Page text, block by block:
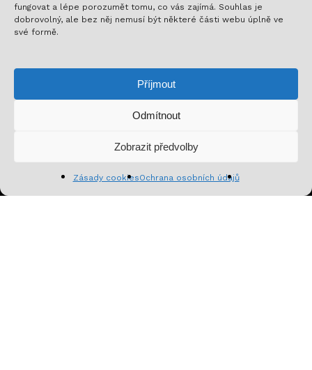
fungovat a lépe porozumět tomu, co vás zajímá. Souhlas je
dobrovolný, ale bez něj nemusí být některé části webu úplně ve
své formě.
Příjmout
Odmítnout
Zobrazit předvolby
Zásady cookiesOchrana osobních údajů
Nech si posílat to nejlepší!
speciální nabídky a inspirativní obsah. Přinášíme ti
jen to, co stojí za to!